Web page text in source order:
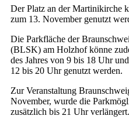
Der Platz an der Martinikirche
zum 13. November genutzt
Die Parkfläche der
(BLSK) am Holzhof könne
des Jahres von 9 bis 18 Uhr
12 bis 20 Uhr genutzt werden.
Zur Veranstaltung
November, wurde die
zusätzlich bis 21 Uhr verlängert.